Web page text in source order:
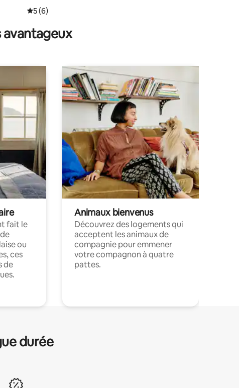
Évaluation moyenne sur la base de 6 commentaires : 5 sur 5
5 (6)
fait le
ou
ces
de
Animaux bienvenus
Découvrez des logements qui
acceptent les animaux de
compagnie pour emmener
votre compagnon à quatre
pattes.
durée